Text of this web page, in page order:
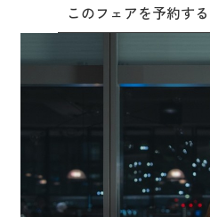
このフェアを予約する